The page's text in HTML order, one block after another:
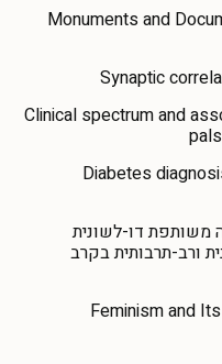
Monuments and
Synaptic
Clinical spectrum and
Diabetes
משותפת דו-לשונית
ורב-תרבותית בקרב
Feminism and